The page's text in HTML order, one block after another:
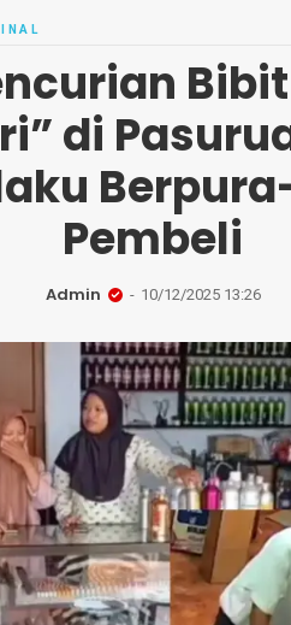
di
Pembeli
Admin 10/12/2025 13:26